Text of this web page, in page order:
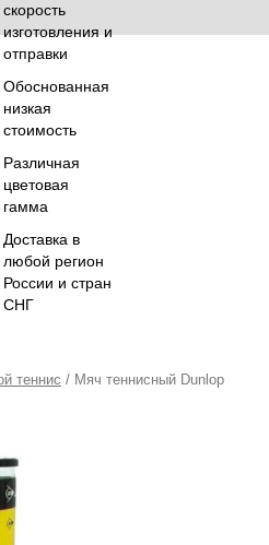
скорость
изготовления и
отправки
Обоснованная
низкая
стоимость
Различная
цветовая
гамма
Доставка в
любой регион
России и стран
СНГ
теннис / Мяч теннисный Dunlop